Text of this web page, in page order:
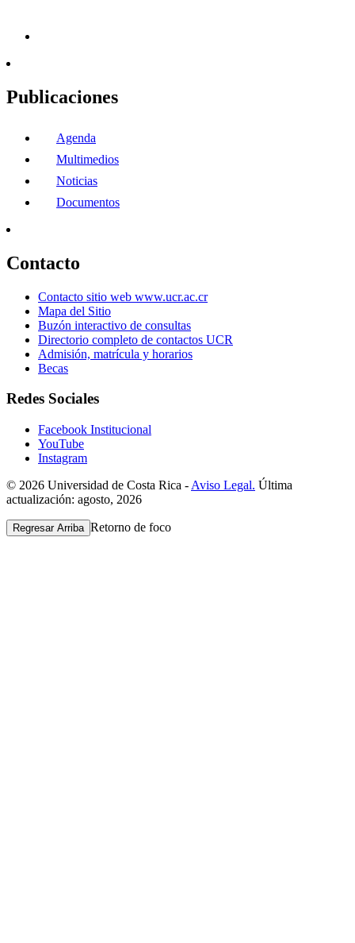
Publicaciones
Agenda
Multimedios
Noticias
Documentos
Contacto
Contacto sitio web www.ucr.ac.cr
Mapa del Sitio
Buzón interactivo de consultas
Directorio completo de contactos UCR
Admisión, matrícula y horarios
Becas
Redes Sociales
Facebook Institucional
YouTube
Instagram
© 2026 Universidad de Costa Rica - Aviso Legal. Última
actualización: agosto, 2026
Regresar Arriba Retorno de foco